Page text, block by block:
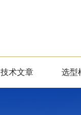
技术文章 选型